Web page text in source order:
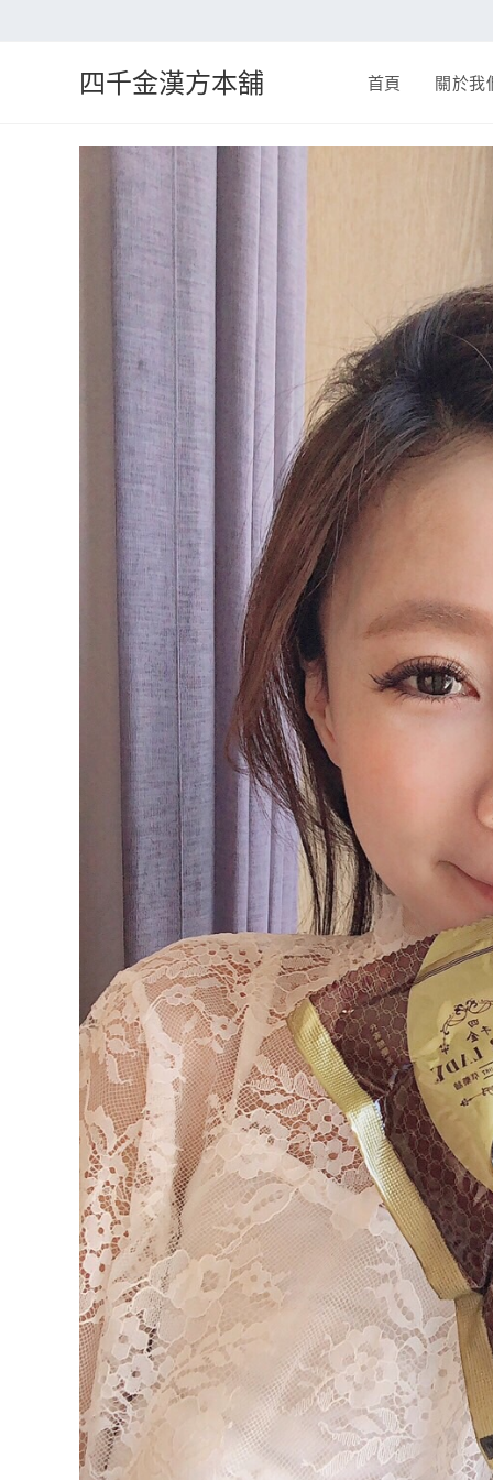
四千金漢方本舖 首頁 關於我